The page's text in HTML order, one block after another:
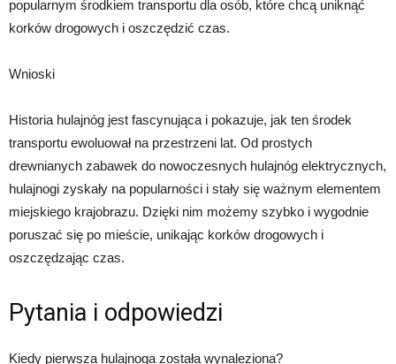
popularnym środkiem transportu dla osób, które chcą uniknąć
korków drogowych i oszczędzić czas.
Wnioski
Historia hulajnóg jest fascynująca i pokazuje, jak ten środek
transportu ewoluował na przestrzeni lat. Od prostych
drewnianych zabawek do nowoczesnych hulajnóg elektrycznych,
hulajnogi zyskały na popularności i stały się ważnym elementem
miejskiego krajobrazu. Dzięki nim możemy szybko i wygodnie
poruszać się po mieście, unikając korków drogowych i
oszczędzając czas.
Pytania i odpowiedzi
Kiedy pierwsza hulajnoga została wynaleziona?